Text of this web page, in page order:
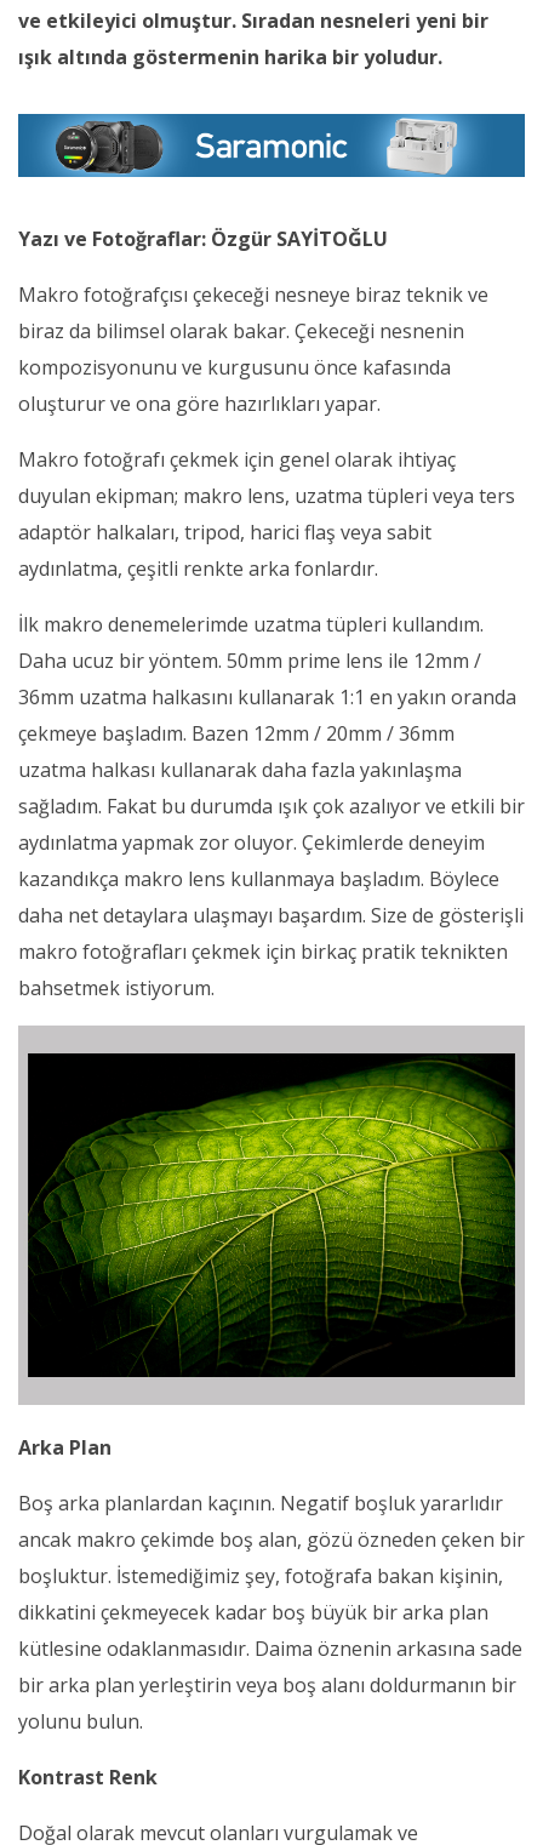
ve etkileyici olmuştur. Sıradan nesneleri yeni bir
ışık altında göstermenin harika bir yoludur.
Yazı ve Fotoğraflar: Özgür SAYİTOĞLU
Makro fotoğrafçısı çekeceği nesneye biraz teknik ve
biraz da bilimsel olarak bakar. Çekeceği nesnenin
kompozisyonunu ve kurgusunu önce kafasında
oluşturur ve ona göre hazırlıkları yapar.
Makro fotoğrafı çekmek için genel olarak ihtiyaç
duyulan ekipman; makro lens, uzatma tüpleri veya ters
adaptör halkaları, tripod, harici flaş veya sabit
aydınlatma, çeşitli renkte arka fonlardır.
İlk makro denemelerimde uzatma tüpleri kullandım.
Daha ucuz bir yöntem. 50mm prime lens ile 12mm /
36mm uzatma halkasını kullanarak 1:1 en yakın oranda
çekmeye başladım. Bazen 12mm / 20mm / 36mm
uzatma halkası kullanarak daha fazla yakınlaşma
sağladım. Fakat bu durumda ışık çok azalıyor ve etkili bir
aydınlatma yapmak zor oluyor. Çekimlerde deneyim
kazandıkça makro lens kullanmaya başladım. Böylece
daha net detaylara ulaşmayı başardım. Size de gösterişli
makro fotoğrafları çekmek için birkaç pratik teknikten
bahsetmek istiyorum.
Arka Plan
Boş arka planlardan kaçının. Negatif boşluk yararlıdır
ancak makro çekimde boş alan, gözü özneden çeken bir
boşluktur. İstemediğimiz şey, fotoğrafa bakan kişinin,
dikkatini çekmeyecek kadar boş büyük bir arka plan
kütlesine odaklanmasıdır. Daima öznenin arkasına sade
bir arka plan yerleştirin veya boş alanı doldurmanın bir
yolunu bulun.
Kontrast Renk
Doğal olarak mevcut olanları vurgulamak ve